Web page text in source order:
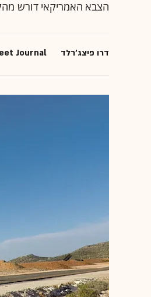
הצבא האמריקאי דורש
דרו פיצג'רלד Journal